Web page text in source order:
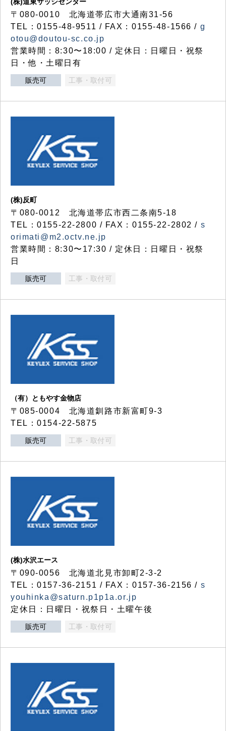
〒080-0010 北海道帯広市大通南31-56
TEL：0155-48-9511 / FAX：0155-48-1566 / g
otou@doutou-sc.co.jp
営業時間：8:30〜18:00 / 定休日：日曜日・祝祭
日・他・土曜日有
販売可 工事・取付可
(株)反町
〒080-0012 北海道帯広市西二条南5-18
TEL：0155-22-2800 / FAX：0155-22-2802 / s
orimati@m2.octv.ne.jp
営業時間：8:30〜17:30 / 定休日：日曜日・祝祭
日
販売可 工事・取付可
（有）ともやす金物店
〒085-0004 北海道釧路市新富町9-3
TEL：0154-22-5875
販売可 工事・取付可
(株)水沢エース
〒090-0056 北海道北見市卸町2-3-2
TEL：0157-36-2151 / FAX：0157-36-2156 / s
youhinka@saturn.p1p1a.or.jp
定休日：日曜日・祝祭日・土曜午後
販売可 工事・取付可